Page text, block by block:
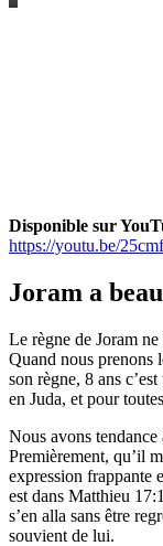
Disponible sur
https://youtu.be/
Joram a
Le règne de Joram
Quand nous prenons
son règne, 8 ans
en Juda, et pour
Nous avons
Premièrement, qu’il
expression frappante
est dans Matthieu
s’en alla sans être
souvient de lui.